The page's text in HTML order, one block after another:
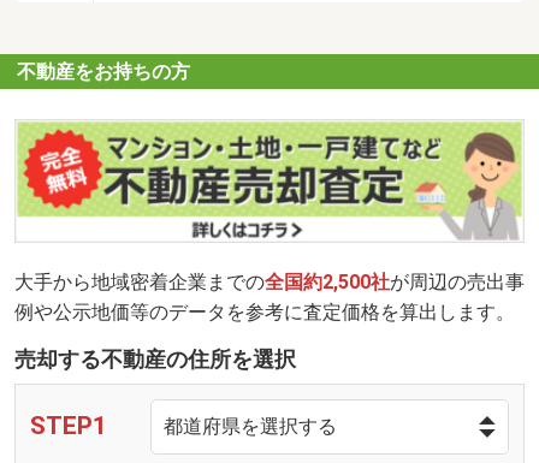
不動産をお持ちの方
大手から地域密着企業までの全国約2,500社が周辺の売出事
例や公示地価等のデータを参考に査定価格を算出します。
売却する不動産の住所を選択
STEP1